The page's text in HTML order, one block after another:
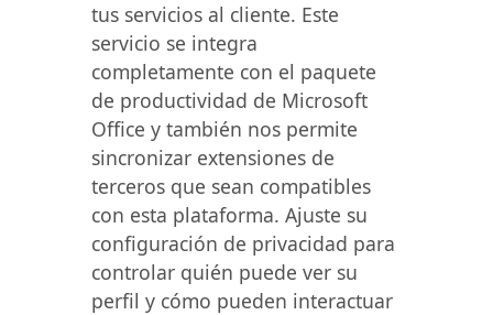
tus servicios al cliente. Este
servicio se integra
completamente con el paquete
de productividad de Microsoft
Office y también nos permite
sincronizar extensiones de
terceros que sean compatibles
con esta plataforma. Ajuste su
configuración de privacidad para
controlar quién puede ver su
perfil y cómo pueden interactuar